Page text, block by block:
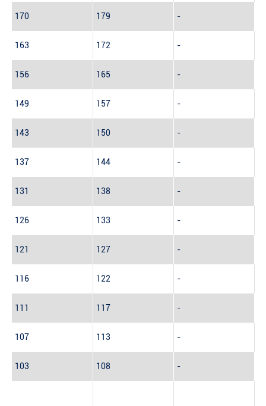
170 179 -
163 172 -
156 165 -
149 157 -
143 150 -
137 144 -
131 138 -
126 133 -
121 127 -
116 122 -
111 117 -
107 113 -
103 108 -